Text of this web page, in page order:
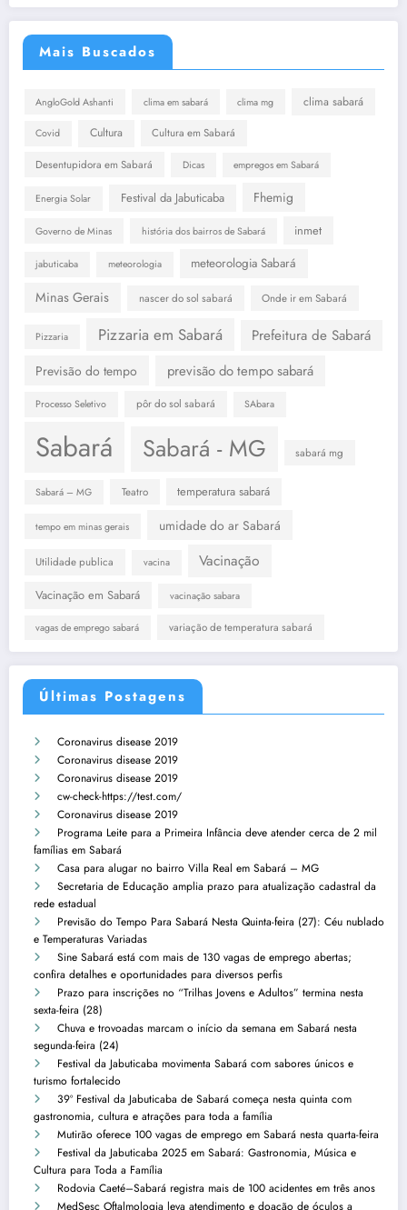
Mais Buscados
AngloGold Ashanti clima em sabará clima mg clima sabará
Covid Cultura Cultura em Sabará
Desentupidora em Sabará Dicas empregos em Sabará
Energia Solar Festival da Jabuticaba Fhemig
Governo de Minas história dos bairros de Sabará inmet
jabuticaba meteorologia meteorologia Sabará
Minas Gerais nascer do sol sabará Onde ir em Sabará
Pizzaria Pizzaria em Sabará Prefeitura de Sabará
Previsão do tempo previsão do tempo sabará
Processo Seletivo pôr do sol sabará SAbara
Sabará Sabará - MG sabará mg
Sabará – MG Teatro temperatura sabará
tempo em minas gerais umidade do ar Sabará
Utilidade publica vacina Vacinação
Vacinação em Sabará vacinação sabara
vagas de emprego sabará variação de temperatura sabará
Últimas Postagens
Coronavirus disease 2019
Coronavirus disease 2019
Coronavirus disease 2019
cw-check-https://test.com/
Coronavirus disease 2019
Programa Leite para a Primeira Infância deve atender cerca de 2 mil
famílias em Sabará
Casa para alugar no bairro Villa Real em Sabará – MG
Secretaria de Educação amplia prazo para atualização cadastral da
rede estadual
Previsão do Tempo Para Sabará Nesta Quinta-feira (27): Céu nublado
e Temperaturas Variadas
Sine Sabará está com mais de 130 vagas de emprego abertas;
confira detalhes e oportunidades para diversos perfis
Prazo para inscrições no “Trilhas Jovens e Adultos” termina nesta
sexta-feira (28)
Chuva e trovoadas marcam o início da semana em Sabará nesta
segunda-feira (24)
Festival da Jabuticaba movimenta Sabará com sabores únicos e
turismo fortalecido
39º Festival da Jabuticaba de Sabará começa nesta quinta com
gastronomia, cultura e atrações para toda a família
Mutirão oferece 100 vagas de emprego em Sabará nesta quarta-feira
Festival da Jabuticaba 2025 em Sabará: Gastronomia, Música e
Cultura para Toda a Família
Rodovia Caeté–Sabará registra mais de 100 acidentes em três anos
MedSesc Oftalmologia leva atendimento e doação de óculos a